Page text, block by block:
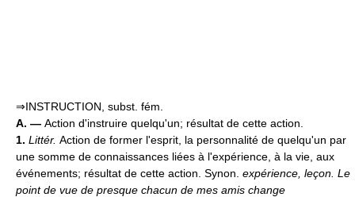
⇒INSTRUCTION, subst. fém.
A. — Action d'instruire quelqu'un; résultat de cette action.
1. Littér. Action de former l'esprit, la personnalité de quelqu'un par
une somme de connaissances liées à l'expérience, à la vie, aux
événements; résultat de cette action. Synon. expérience, leçon. Le
point de vue de presque chacun de mes amis change